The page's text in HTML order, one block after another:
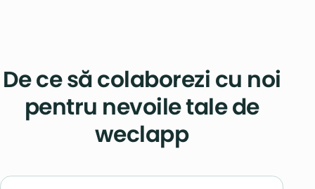
De ce să colaborezi cu noi
pentru nevoile tale de
weclapp